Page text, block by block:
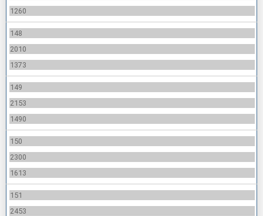
1260
148
2010
1373
149
2153
1490
150
2300
1613
151
2453